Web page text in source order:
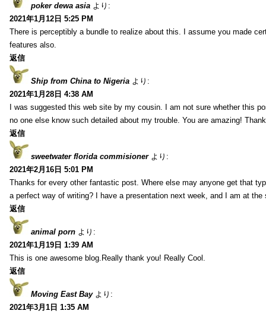
poker dewa asia より:
2021年1月12日 5:25 PM
There is perceptibly a bundle to realize about this. I assume you made
features also.
返信
Ship from China to Nigeria より:
2021年1月28日 4:38 AM
I was suggested this web site by my cousin. I am not sure whether this
no one else know such detailed about my trouble. You are amazing!
返信
sweetwater florida commisioner より:
2021年2月16日 5:01 PM
Thanks for every other fantastic post. Where else may anyone get that
a perfect way of writing? I have a presentation next week, and I am at the
返信
animal porn より:
2021年1月19日 1:39 AM
This is one awesome blog.Really thank you! Really Cool.
返信
Moving East Bay より:
2021年3月1日 1:35 AM